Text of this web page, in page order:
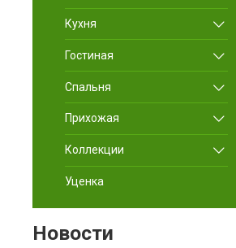
Кухня
Гостиная
Спальня
Прихожая
Коллекции
Уценка
Новости